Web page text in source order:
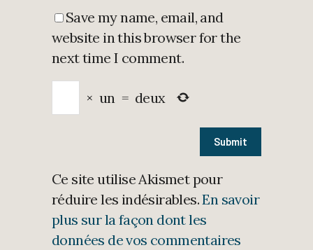
Save my name, email, and
website in this browser for the
next time I comment.
× un = deux
Ce site utilise Akismet pour
réduire les indésirables.En savoir
plus sur la façon dont les
données de vos commentaires